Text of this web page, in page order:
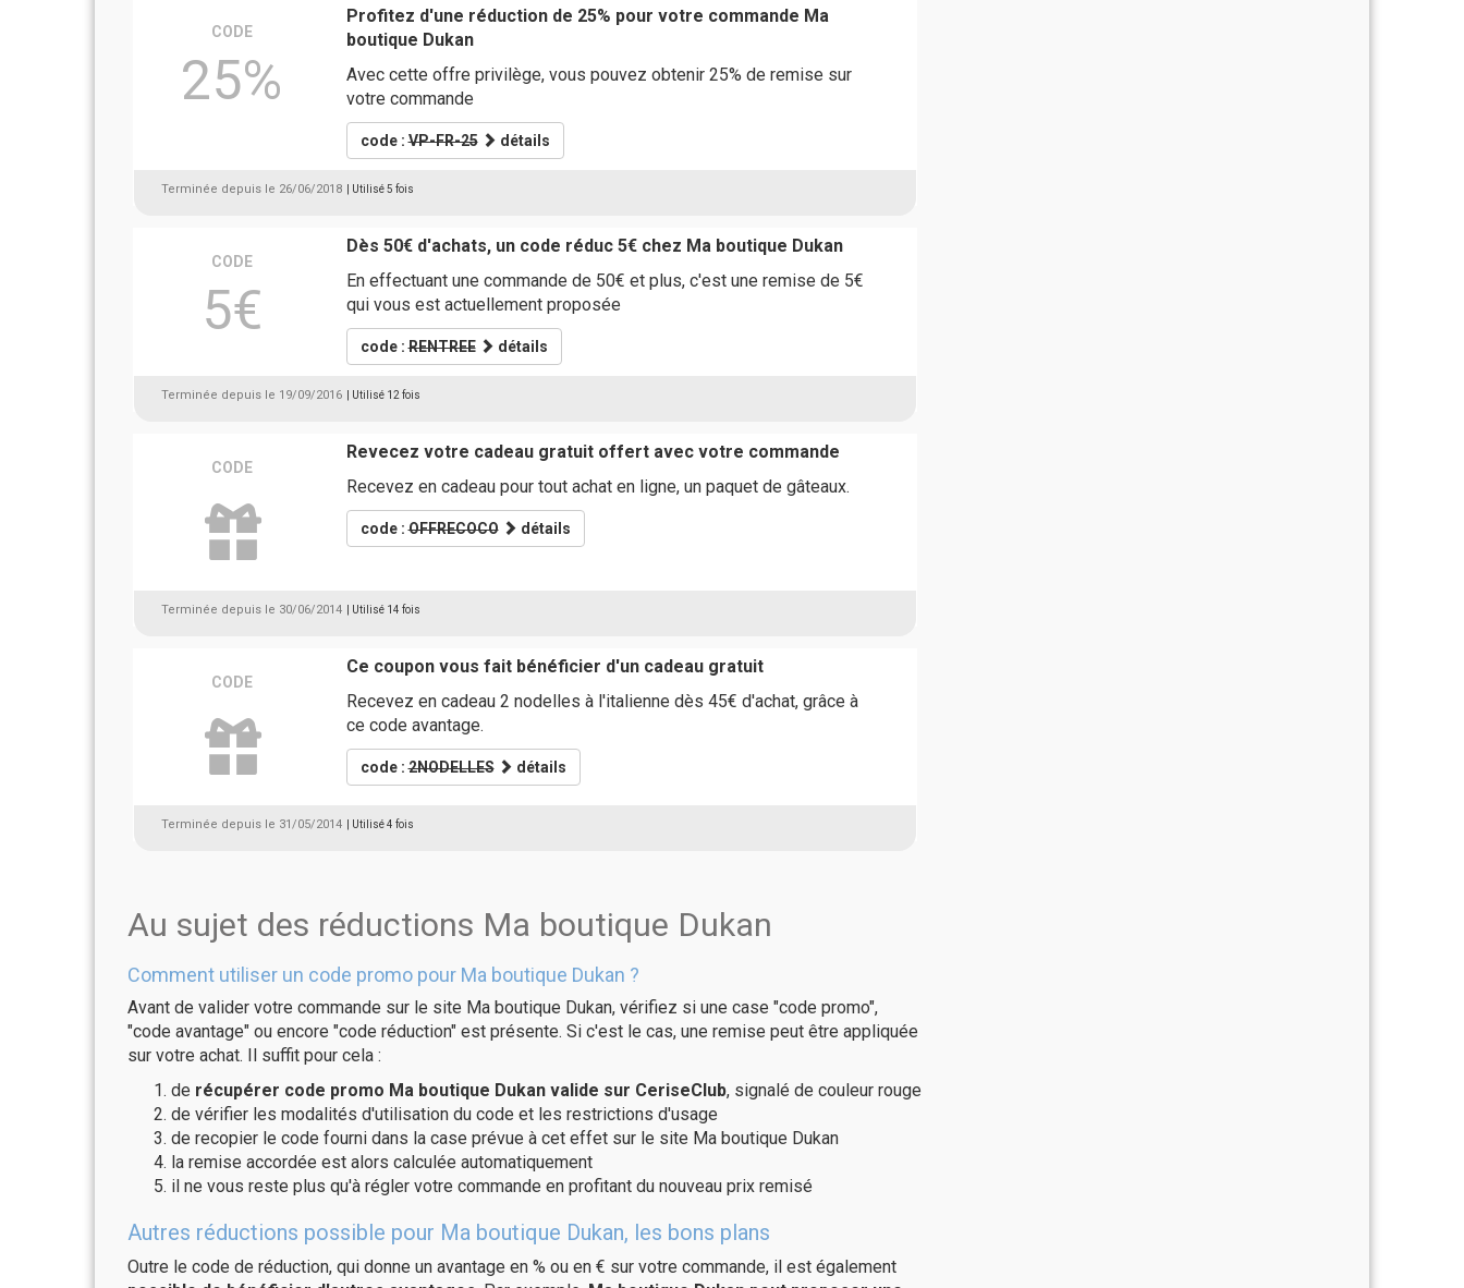
CODE
25%
Profitez d'une réduction de 25% pour votre commande Ma
boutique Dukan
Avec cette offre privilège, vous pouvez obtenir 25% de remise sur
votre commande
code :VP-FR-25 détails
Terminée depuis le 26/06/2018 | Utilisé 5 fois
CODE
5€
Dès 50€ d'achats, un code réduc 5€ chez Ma boutique Dukan
En effectuant une commande de 50€ et plus, c'est une remise de 5€
qui vous est actuellement proposée
code :RENTREE détails
Terminée depuis le 19/09/2016 | Utilisé 12 fois
CODE
Revecez votre cadeau gratuit offert avec votre commande
Recevez en cadeau pour tout achat en ligne, un paquet de gâteaux.
code :OFFRECOCO détails
Terminée depuis le 30/06/2014 | Utilisé 14 fois
CODE
Ce coupon vous fait bénéficier d'un cadeau gratuit
Recevez en cadeau 2 nodelles à l'italienne dès 45€ d'achat, grâce à
ce code avantage.
code :2NODELLES détails
Terminée depuis le 31/05/2014 | Utilisé 4 fois
Au sujet des réductions Ma boutique Dukan
Comment utiliser un code promo pour Ma boutique Dukan ?
Avant de valider votre commande sur le site Ma boutique Dukan, vérifiez si une case "code promo",
"code avantage" ou encore "code réduction" est présente. Si c'est le cas, une remise peut être appliquée
sur votre achat. Il suffit pour cela :
de récupérer code promo Ma boutique Dukan valide sur CeriseClub, signalé de couleur rouge
de vérifier les modalités d'utilisation du code et les restrictions d'usage
de recopier le code fourni dans la case prévue à cet effet sur le site Ma boutique Dukan
la remise accordée est alors calculée automatiquement
il ne vous reste plus qu'à régler votre commande en profitant du nouveau prix remisé
Autres réductions possible pour Ma boutique Dukan, les bons plans
Outre le code de réduction, qui donne un avantage en % ou en € sur votre commande, il est également